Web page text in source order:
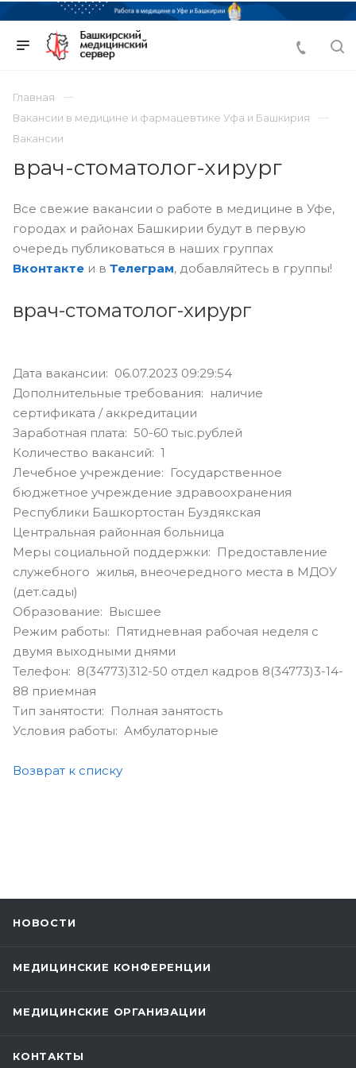
Главная
Вакансии в медицине и фармацевтике Уфа и Башкирия
Вакансии
врач-стоматолог-хирург
Все свежие вакансии о работе в медицине в Уфе,
городах и районах Башкирии будут в первую
очередь публиковаться в наших группах
Вконтакте и в Телеграм, добавляйтесь в группы!
врач-стоматолог-хирург
Дата вакансии: 06.07.2023 09:29:54
Дополнительные требования: наличие
сертификата / аккредитации
Заработная плата: 50-60 тыс.рублей
Количество вакансий: 1
Лечебное учреждение: Государственное
бюджетное учреждение здравоохранения
Республики Башкортостан Буздякская
Центральная районная больница
Меры социальной поддержки: Предоставление
служебного жилья, внеочередного места в МДОУ
(дет.сады)
Образование: Высшее
Режим работы: Пятидневная рабочая неделя с
двумя выходными днями
Телефон: 8(34773)312-50 отдел кадров 8(34773)3-14-
88 приемная
Тип занятости: Полная занятость
Условия работы: Амбулаторные
Возврат к списку
НОВОСТИ
МЕДИЦИНСКИЕ КОНФЕРЕНЦИИ
МЕДИЦИНСКИЕ ОРГАНИЗАЦИИ
КОНТАКТЫ